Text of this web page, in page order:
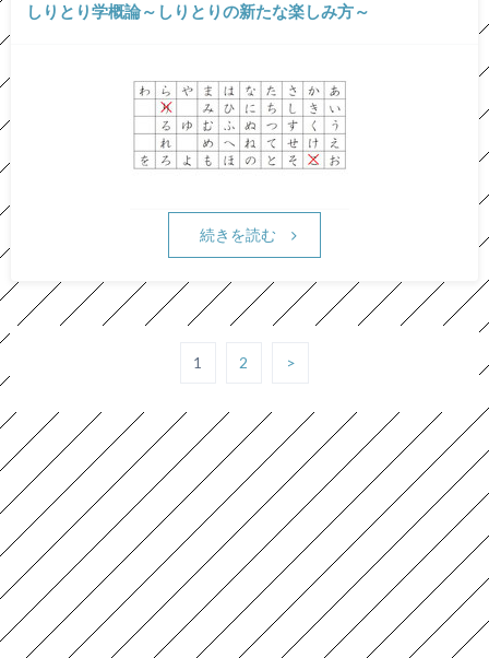
しりとり学概論～しりとりの新たな楽しみ方～
続きを読む
1 2 >